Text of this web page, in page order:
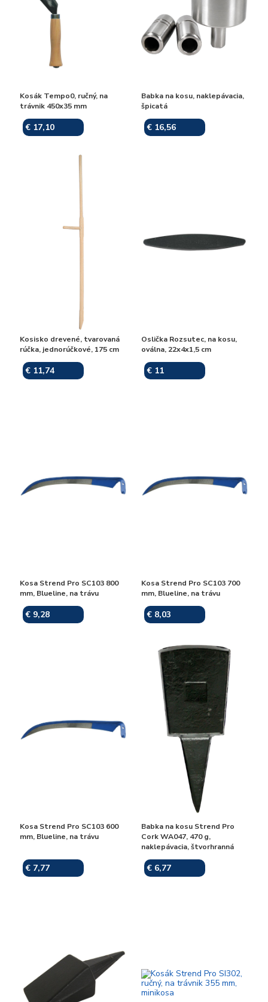
Kosák Tempo0, ručný, na
trávnik 450x35 mm
€ 17,10
Babka na kosu, naklepávacia,
špicatá
€ 16,56
Kosisko drevené, tvarovaná
rúčka, jednorúčkové, 175 cm
€ 11,74
Oslička Rozsutec, na kosu,
oválna, 22x4x1,5 cm
€ 11
Kosa Strend Pro SC103 800
mm, Blueline, na trávu
€ 9,28
Kosa Strend Pro SC103 700
mm, Blueline, na trávu
€ 8,03
Kosa Strend Pro SC103 600
mm, Blueline, na trávu
€ 7,77
Babka na kosu Strend Pro
Cork WA047, 470 g,
naklepávacia, štvorhranná
€ 6,77